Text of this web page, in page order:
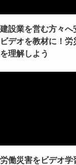
建設業を営む方々へ
ビデオを教材に！労
を理解しよう
労働災害をビデオ学